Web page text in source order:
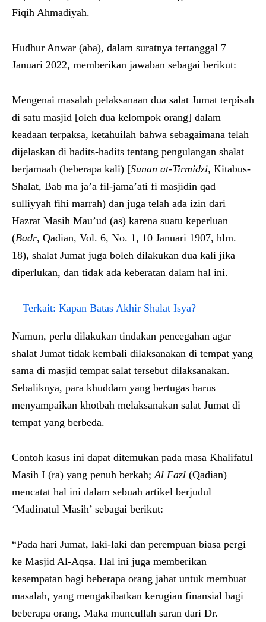
Fiqih Ahmadiyah.
Hudhur Anwar (aba), dalam suratnya tertanggal 7
Januari 2022, memberikan jawaban sebagai berikut:
Mengenai masalah pelaksanaan dua salat Jumat terpisah
di satu masjid [oleh dua kelompok orang] dalam
keadaan terpaksa, ketahuilah bahwa sebagaimana telah
dijelaskan di hadits-hadits tentang pengulangan shalat
berjamaah (beberapa kali) [Sunan at-Tirmidzi, Kitabus-
Shalat, Bab ma ja’a fil-jama’ati fi masjidin qad
sulliyyah fihi marrah) dan juga telah ada izin dari
Hazrat Masih Mau’ud (as) karena suatu keperluan
(Badr, Qadian, Vol. 6, No. 1, 10 Januari 1907, hlm.
18), shalat Jumat juga boleh dilakukan dua kali jika
diperlukan, dan tidak ada keberatan dalam hal ini.
Terkait: Kapan Batas Akhir Shalat Isya?
Namun, perlu dilakukan tindakan pencegahan agar
shalat Jumat tidak kembali dilaksanakan di tempat yang
sama di masjid tempat salat tersebut dilaksanakan.
Sebaliknya, para khuddam yang bertugas harus
menyampaikan khotbah melaksanakan salat Jumat di
tempat yang berbeda.
Contoh kasus ini dapat ditemukan pada masa Khalifatul
Masih I (ra) yang penuh berkah;Al Fazl (Qadian)
mencatat hal ini dalam sebuah artikel berjudul
‘Madinatul Masih’ sebagai berikut:
“Pada hari Jumat, laki-laki dan perempuan biasa pergi
ke Masjid Al-Aqsa. Hal ini juga memberikan
kesempatan bagi beberapa orang jahat untuk membuat
masalah, yang mengakibatkan kerugian finansial bagi
beberapa orang. Maka muncullah saran dari Dr.